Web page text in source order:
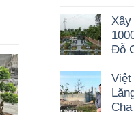
Xây
Đỗ